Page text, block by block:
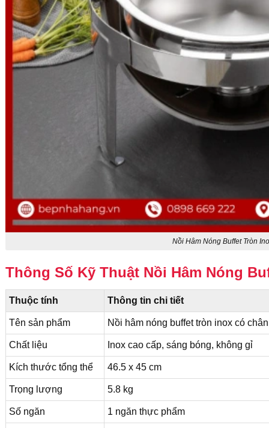
Nồi Hâm Nóng Buffet Tròn
Thông Số Kỹ Thuật Nồi Hâm Nóng
Thuộc tính Thông tin chi tiết
Tên sản phẩm Nồi hâm nóng buffet tròn inox có chân
Chất liệu Inox cao cấp, sáng bóng, không gỉ
Kích thước tổng thể 46.5 x 45 cm
Trọng lượng 5.8 kg
Số ngăn 1 ngăn thực phẩm